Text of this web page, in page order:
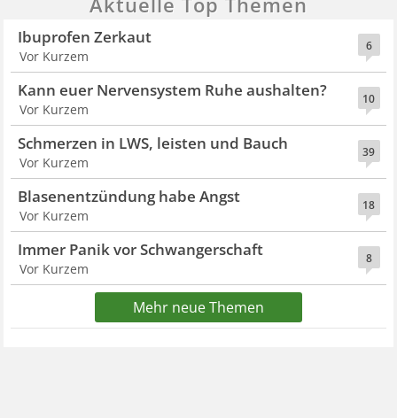
6
Ibuprofen Zerkaut
Vor Kurzem
10
Kann euer Nervensystem Ruhe aushalten?
Vor Kurzem
39
Schmerzen in LWS, leisten und Bauch
Vor Kurzem
18
Blasenentzündung habe Angst
Vor Kurzem
8
Immer Panik vor Schwangerschaft
Vor Kurzem
Mehr neue Themen